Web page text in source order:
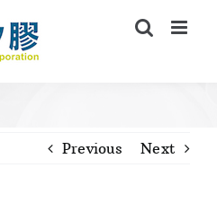
Previous Next